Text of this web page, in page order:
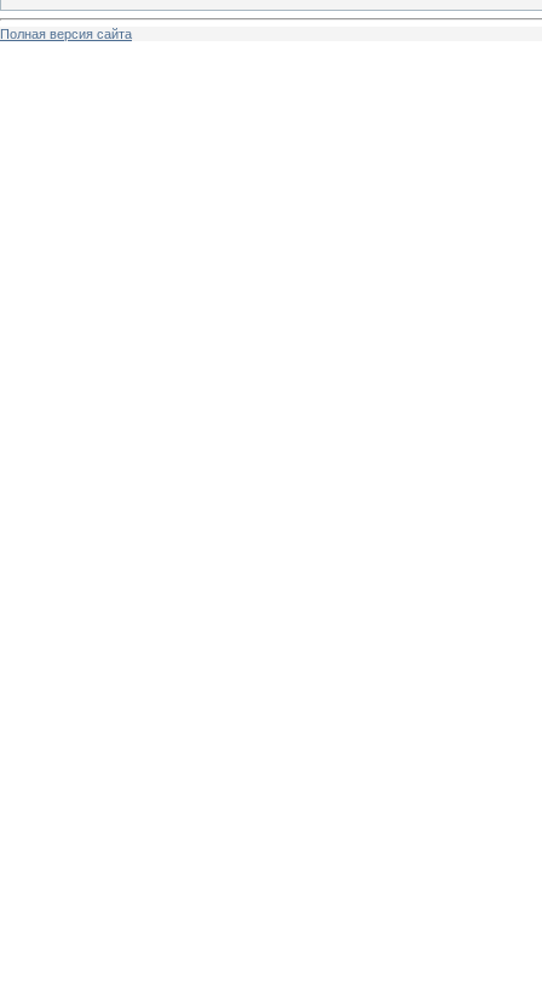
Полная версия сайта